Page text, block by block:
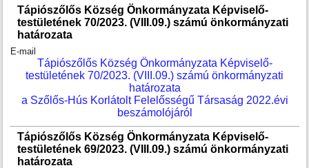
Tápiószőlős Község Önkormányzata Képviselő-
testületének 70/2023. (VIII.09.) számú önkormányzati
határozata
E-mail
Tápiószőlős Község Önkormányzata Képviselő-
testületének 70/2023. (VIII.09.) számú önkormányzati
határozata
a Szőlős-Hús Korlátolt Felelősségű Társaság 2022.évi
beszámolójáról
Tápiószőlős Község Önkormányzata Képviselő-
testületének 69/2023. (VIII.09.) számú önkormányzati
határozata